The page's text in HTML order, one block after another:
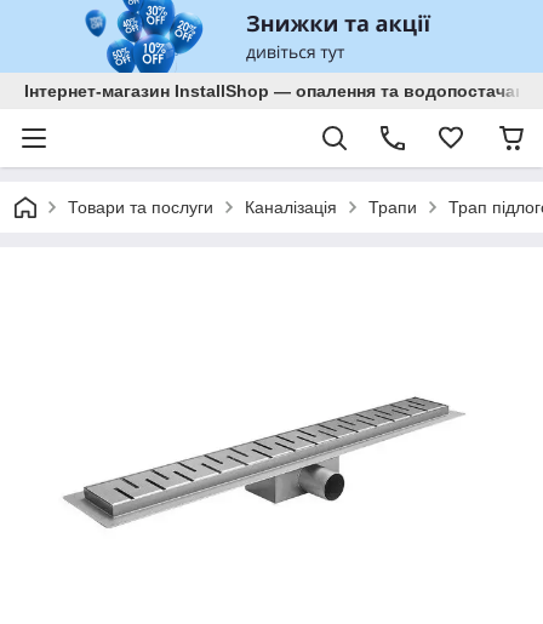
Інтернет-магазин InstallShop — опалення та водопостачання
Товари та послуги Каналізація Трапи Трап